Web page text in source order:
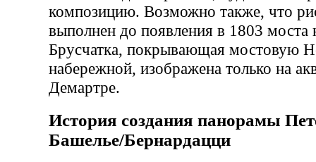
композицию. Возможно также, что
выполнен до появления в 1803 моста
Брусчатка, покрывающая мостовую
набережной, изображена только на
Демартре.
История создания панорамы
Башелье/Бернардацци